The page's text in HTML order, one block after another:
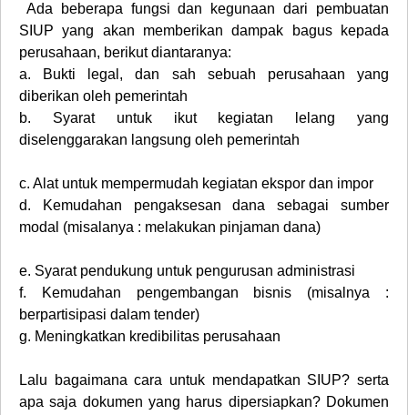
Ada beberapa fungsi dan kegunaan dari pembuatan
SIUP yang akan memberikan dampak bagus kepada
perusahaan, berikut diantaranya:
a.
Bukti legal, dan sah sebuah perusahaan yang
diberikan oleh pemerintah
b.
Syarat untuk ikut kegiatan lelang yang
diselenggarakan langsung oleh pemerintah
c. Alat untuk mempermudah kegiatan ekspor dan impor
d.
Kemudahan pengaksesan dana sebagai sumber
modal (misalanya : melakukan pinjaman dana)
e. Syarat pendukung untuk pengurusan administrasi
f.
Kemudahan pengembangan bisnis (misalnya :
berpartisipasi dalam tender)
g. Meningkatkan kredibilitas perusahaan
Lalu bagaimana cara untuk mendapatkan SIUP? serta
apa saja dokumen yang harus dipersiapkan? Dokumen